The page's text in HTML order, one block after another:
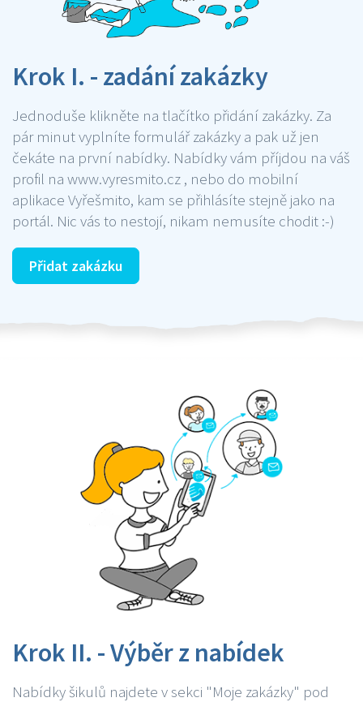
Krok I. - zadání zakázky
Jednoduše klikněte na tlačítko přidání zakázky. Za
pár minut vyplníte formulář zakázky a pak už jen
čekáte na první nabídky. Nabídky vám příjdou na váš
profil na www.vyresmito.cz , nebo do mobilní
aplikace Vyřešmito, kam se přihlásíte stejně jako na
portál. Nic vás to nestojí, nikam nemusíte chodit :-)
Přidat zakázku
Krok II. - Výběr z nabídek
Nabídky šikulů najdete v sekci "Moje zakázky" pod